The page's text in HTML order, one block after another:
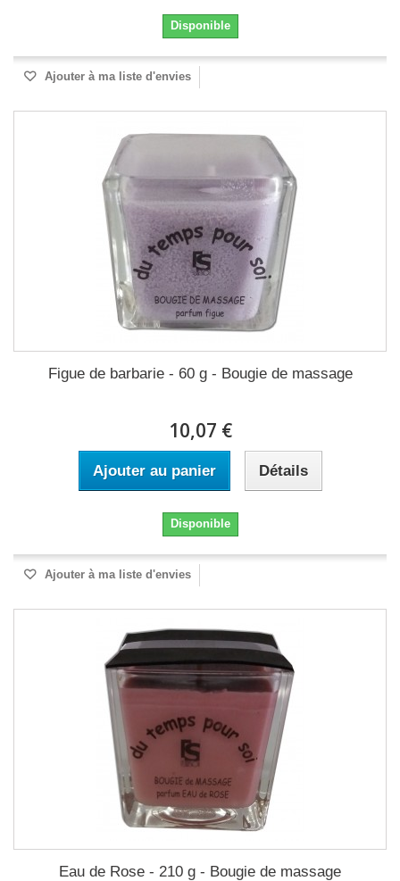
Disponible
Ajouter à ma liste d'envies
Figue de barbarie - 60 g - Bougie de massage
10,07 €
Ajouter au panier Détails
Disponible
Ajouter à ma liste d'envies
Eau de Rose - 210 g - Bougie de massage